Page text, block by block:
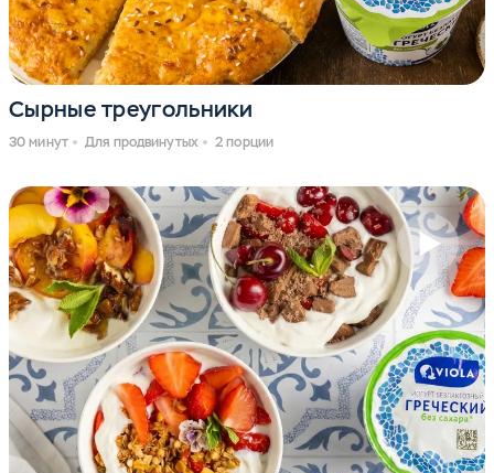
Сырные треугольники
30 минут Для продвинутых 2 порции